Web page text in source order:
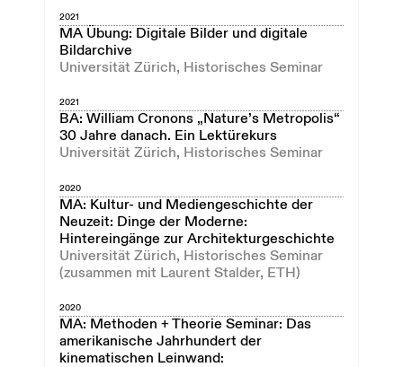
2021
MA Übung: Digitale Bilder und digitale
Bildarchive
Universität Zürich, Historisches Seminar
2021
BA: William Cronons „Nature’s Metropolis“
30 Jahre danach. Ein Lektürekurs
Universität Zürich, Historisches Seminar
2020
MA: Kultur- und Mediengeschichte der
Neuzeit: Dinge der Moderne:
Hintereingänge zur Architekturgeschichte
Universität Zürich, Historisches Seminar
(zusammen mit Laurent Stalder, ETH)
2020
MA: Methoden + Theorie Seminar: Das
amerikanische Jahrhundert der
kinematischen Leinwand: